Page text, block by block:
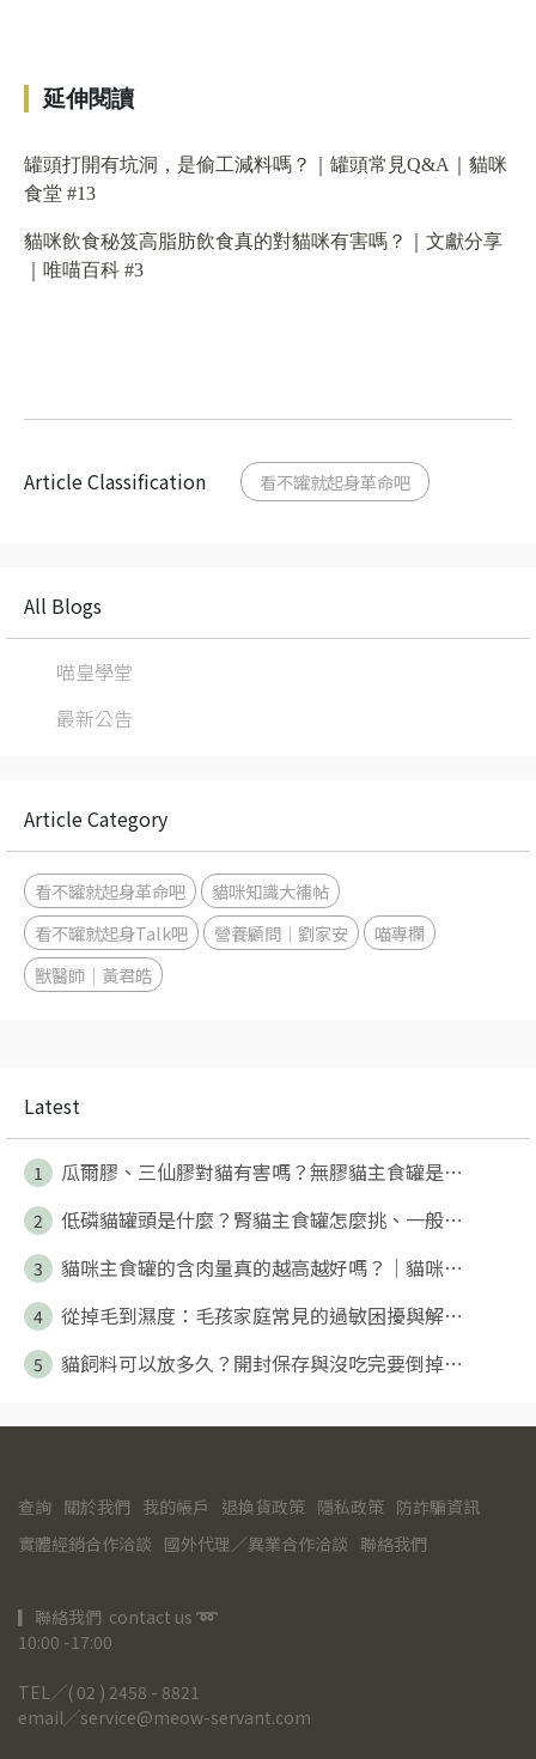
延伸閱讀
罐頭打開有坑洞，是偷工減料嗎？｜罐頭常見Q&A｜貓咪
食堂 #13
貓咪飲食秘笈高脂肪飲食真的對貓咪有害嗎？｜文獻分享
｜唯喵百科 #3
Article Classification 看不罐就起身革命吧
All Blogs
喵皇學堂
最新公告
Article Category
看不罐就起身革命吧
貓咪知識大補帖
看不罐就起身Talk吧
營養顧問｜劉家安
喵專欄
獸醫師｜黃君皓
Latest
1 瓜爾膠、三仙膠對貓有害嗎？無膠貓主食罐是⋯
2 低磷貓罐頭是什麼？腎貓主食罐怎麼挑、一般⋯
3 貓咪主食罐的含肉量真的越高越好嗎？｜貓咪⋯
4 從掉毛到濕度：毛孩家庭常見的過敏困擾與解⋯
5 貓飼料可以放多久？開封保存與沒吃完要倒掉⋯
查詢 關於我們 我的帳戶 退換貨政策 隱私政策 防詐騙資訊
實體經銷合作洽談 國外代理／異業合作洽談 聯絡我們
▎聯絡我們  contact us ➿
10:00 -17:00
TEL╱( 02 ) 2458 - 8821
email╱service@meow-servant.com